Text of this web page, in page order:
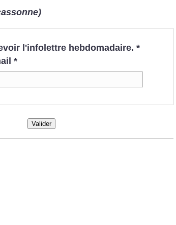
l'infolettre hebdomadaire. *
*
Valider